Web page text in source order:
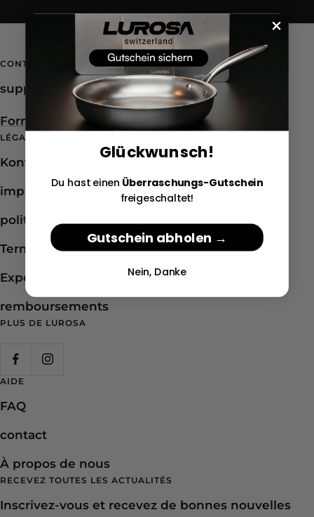
Aller
au
slide
1
Aller
au
slide
2
Aller
au
slide
3
CONTACTEZ-NOUS
support@lurosa.ch
Formulaire de contact
LÉGAL
Kontakt
imprimer
politique de confidentialité
Termes et conditions
Expédition
remboursements
PLUS DE LUROSA
AIDE
FAQ
contact
À propos de nous
RECEVEZ TOUTES LES ACTUALITÉS
Inscrivez-vous et recevez de bonnes nouvelles
Glückwunsch!
Du hast einen Überraschungs-Gutschein
freigeschaltet!
Gutschein abholen →
Nein, Danke